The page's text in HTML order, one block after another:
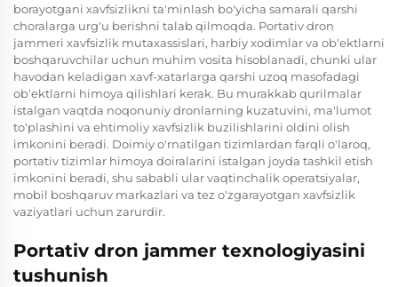
borayotgani xavfsizlikni ta'minlash bo'yicha samarali qarshi
choralarga urg'u berishni talab qilmoqda. Portativ dron
jammeri xavfsizlik mutaxassislari, harbiy xodimlar va ob'ektlarni
boshqaruvchilar uchun muhim vosita hisoblanadi, chunki ular
havodan keladigan xavf-xatarlarga qarshi uzoq masofadagi
ob'ektlarni himoya qilishlari kerak. Bu murakkab qurilmalar
istalgan vaqtda noqonuniy dronlarning kuzatuvini, ma'lumot
to'plashini va ehtimoliy xavfsizlik buzilishlarini oldini olish
imkonini beradi. Doimiy o'rnatilgan tizimlardan farqli o'laroq,
portativ tizimlar himoya doiralarini istalgan joyda tashkil etish
imkonini beradi, shu sababli ular vaqtinchalik operatsiyalar,
mobil boshqaruv markazlari va tez o'zgarayotgan xavfsizlik
vaziyatlari uchun zarurdir.
Portativ dron jammer texnologiyasini
tushunish